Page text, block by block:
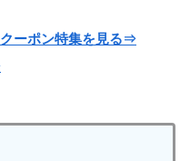
クーポン特集を見る⇒